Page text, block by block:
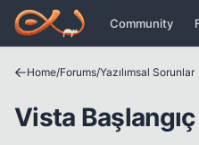
Icerige atla
Community
Home/Forums/Yazılımsal Sorunlar
Vista Başlangıç